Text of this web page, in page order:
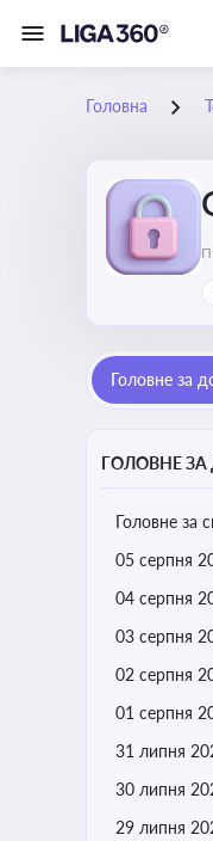
Головна
Головне за
ГОЛОВНЕ ЗА
Головне за
05 серпня
04 серпня
03 серпня
02 серпня
01 серпня
31 липня
30 липня
29 липня